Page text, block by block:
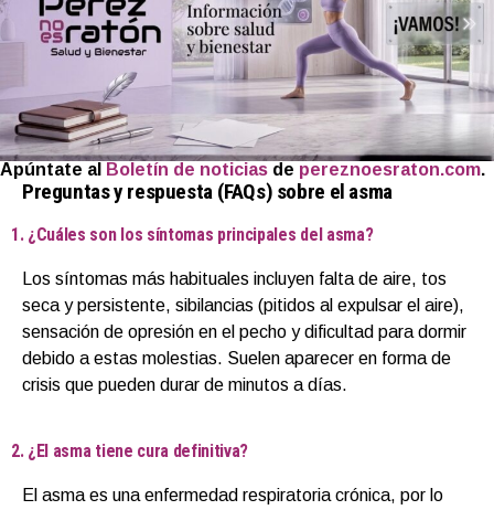
Apúntate al Boletín de noticias de pereznoesraton.com.
Preguntas y respuesta (FAQs) sobre el asma
1. ¿Cuáles son los síntomas principales del asma?
Los síntomas más habituales incluyen falta de aire, tos
seca y persistente, sibilancias (pitidos al expulsar el aire),
sensación de opresión en el pecho y dificultad para dormir
debido a estas molestias. Suelen aparecer en forma de
crisis que pueden durar de minutos a días.
2. ¿El asma tiene cura definitiva?
El asma es una enfermedad respiratoria crónica, por lo